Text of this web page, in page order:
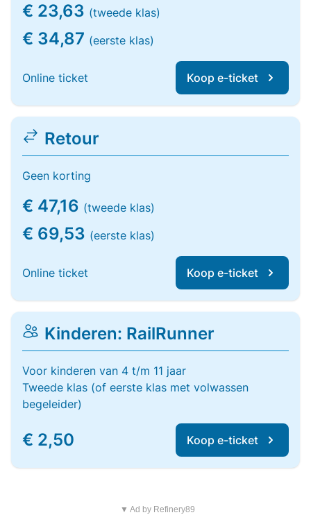
€ 23,63 (tweede klas)
€ 34,87 (eerste klas)
Online ticket Koop e-ticket
Retour
Geen korting
€ 47,16 (tweede klas)
€ 69,53 (eerste klas)
Online ticket Koop e-ticket
Kinderen: RailRunner
Voor kinderen van 4 t/m 11 jaar
Tweede klas (of eerste klas met volwassen
begeleider)
€ 2,50 Koop e-ticket
▼ Ad by Refinery89